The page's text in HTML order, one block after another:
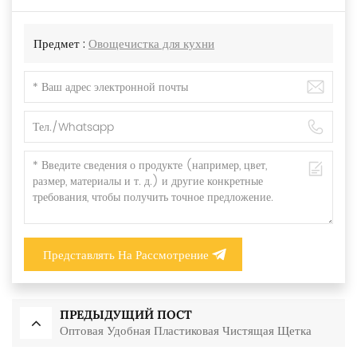
Предмет : Овощечистка для кухни
Представлять На Рассмотрение
ПРЕДЫДУЩИЙ ПОСТ
Оптовая Удобная Пластиковая Чистящая Щетка